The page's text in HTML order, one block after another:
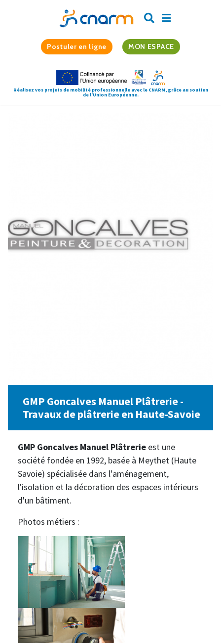
Postuler en ligne MON ESPACE
Réalisez vos projets de mobilité professionnelle avec le CNARM, grâce au soutien
de l'Union Européenne.
GMP Goncalves Manuel Plâtrerie -
Travaux de plâtrerie en Haute-Savoie
GMP Goncalves Manuel Plâtrerie est une
société fondée en 1992, basée à Meythet (Haute
Savoie) spécialisée dans l'aménagement,
l'isolation et la décoration des espaces intérieurs
d'un bâtiment.
Photos métiers :